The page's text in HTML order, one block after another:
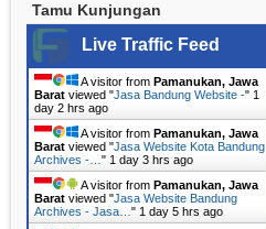
Tamu Kunjungan
Live Traffic Feed
A visitor from Pamanukan, Jawa
Barat viewed "Jasa Bandung Website -" 1
day 2 hrs ago
A visitor from Pamanukan, Jawa
Barat viewed "Jasa Website Kota Bandung
Archives -… " 1 day 3 hrs ago
A visitor from Pamanukan, Jawa
Barat viewed "Jasa Website Bandung
Archives - Jasa… " 1 day 5 hrs ago